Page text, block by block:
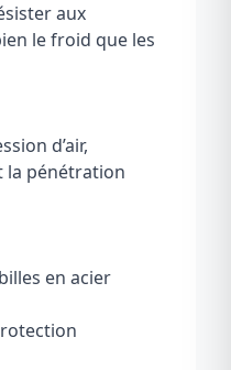
aux
le froid que les
d’air,
la pénétration
en acier